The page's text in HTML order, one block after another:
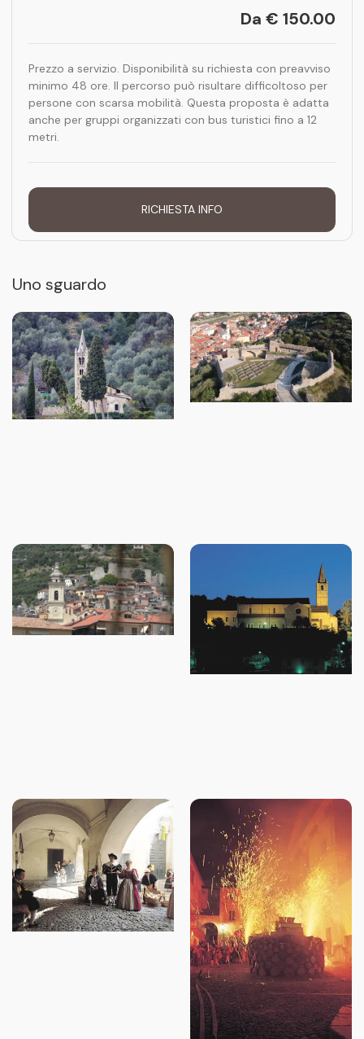
Da € 150.00
Prezzo a servizio. Disponibilità su richiesta con preavviso
minimo 48 ore. Il percorso può risultare difficoltoso per
persone con scarsa mobilità. Questa proposta è adatta
anche per gruppi organizzati con bus turistici fino a 12
metri.
RICHIESTA INFO
Uno sguardo